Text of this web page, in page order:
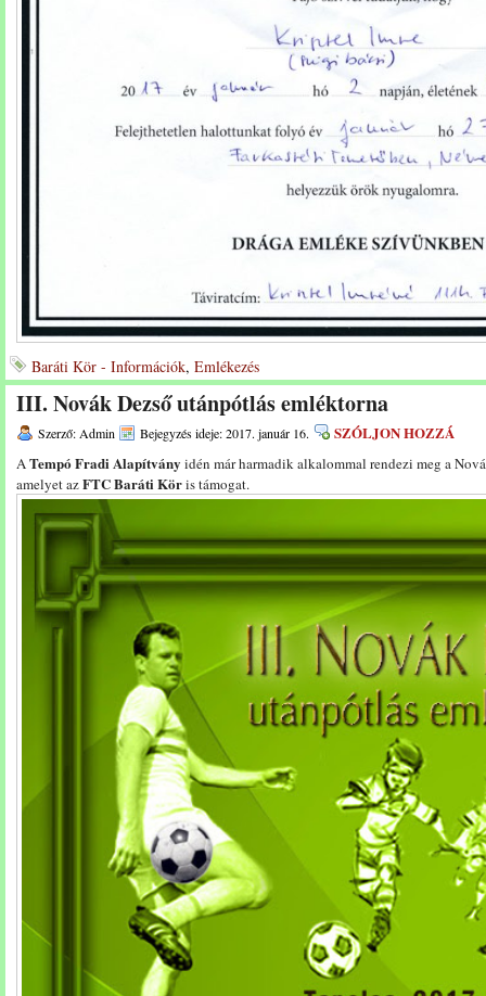
Baráti Kör - Információk, Emlékezés
III. Novák Dezső utánpótlás emléktorna
Szerző: Admin Bejegyzés ideje: 2017. január 16. SZÓLJON HOZZÁ
ATempó Fradi Alapítvány idén már harmadik alkalommal rendezi meg a
amelyet azFTC Baráti Köris támogat.